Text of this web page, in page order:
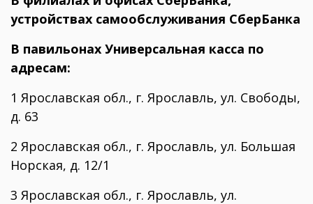
устройствах самообслуживания СберБанка
В павильонах Универсальная касса по
адресам:
1 Ярославская обл., г. Ярославль, ул. Свободы,
д. 63
2 Ярославская обл., г. Ярославль, ул. Большая
Норская, д. 12/1
3 Ярославская обл., г. Ярославль, ул.